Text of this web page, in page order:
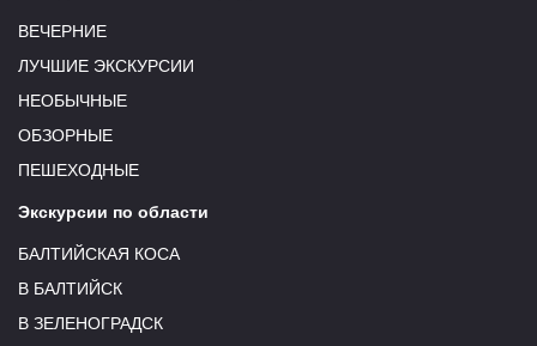
ВЕЧЕРНИЕ
ЛУЧШИЕ ЭКСКУРСИИ
НЕОБЫЧНЫЕ
ОБЗОРНЫЕ
ПЕШЕХОДНЫЕ
Экскурсии по области
БАЛТИЙСКАЯ КОСА
В БАЛТИЙСК
В ЗЕЛЕНОГРАДСК